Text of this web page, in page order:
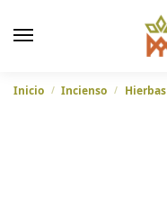
Inicio / Incienso / Hierbas